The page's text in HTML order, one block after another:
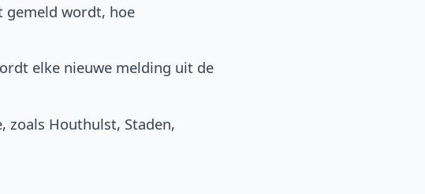
gemeld wordt, hoe
elke nieuwe melding uit de
zoals Houthulst, Staden,